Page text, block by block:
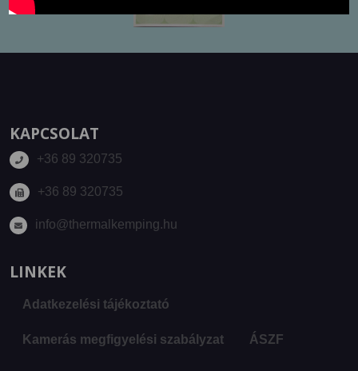
KAPCSOLAT
+36 89 320735
+36 89 320735
info@thermalkemping.hu
LINKEK
Adatkezelési tájékoztató
Kamerás megfigyelési szabályzat ÁSZF